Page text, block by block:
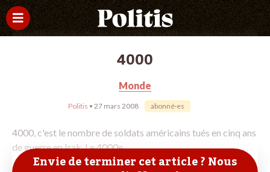
4000
Monde
Politis • 27 mars 2008 abonné·es
4000, c'est le nombre de soldats américains tués en cinq ans
de guerre en Irak. Le 4000e
Envie de terminer cet article ? Nous